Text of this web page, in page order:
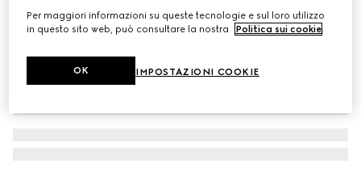
Zaino GG Emblem misura media
€ 2.700
Per maggiori informazioni su queste tecnologie e sul loro utilizzo
in questo sito web, può consultare la nostra
Politica sui cookie.
IMPOSTAZIONI COOKIE
OK